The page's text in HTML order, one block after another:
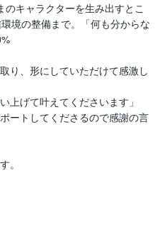
のキャラクターを生み出すとこ
境の整備まで。「何も分からな
り、形にしていただけて感激し
上げて叶えてくださいます」
ートしてくださるので感謝の言
。